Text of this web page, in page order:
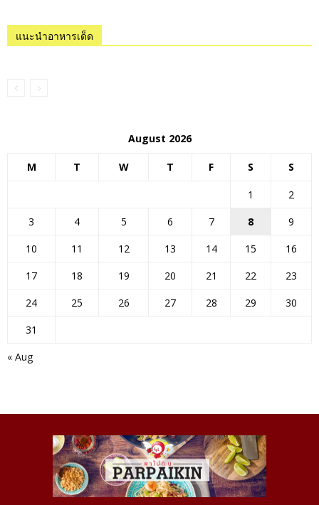
แนะนำอาหารเด็ด
August 2026
M T W T F S S
« Aug
1
2
3
4 5 6 7 8
9
10
11 12 13 14 15
16
17
18 19 20 21 22
23
24
25 26 27 28 29
30
31